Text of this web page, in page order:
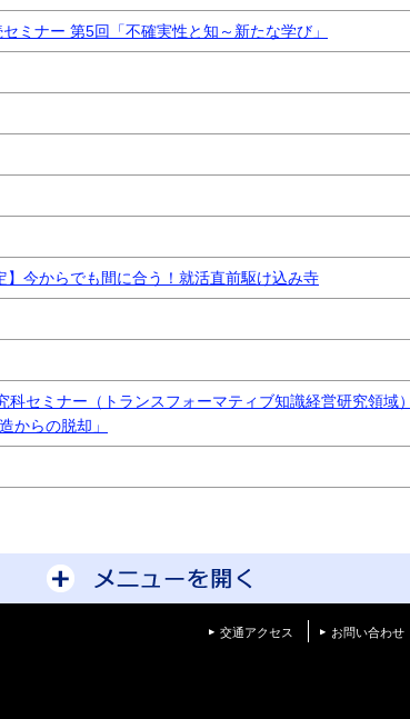
ミナー 第5回「不確実性と知～新たな学び」
】今からでも間に合う！就活直前駆け込み寺
科セミナー（トランスフォーマティブ知識経営研究領域
からの脱却」
交通アクセス お問い合わせ